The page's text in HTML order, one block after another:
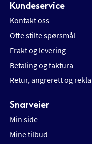
Kundeservice
Kontakt oss
Ofte stilte spørsmål
Frakt og levering
Betaling og faktura
Retur, angrerett og
Snarveier
Min side
Mine tilbud